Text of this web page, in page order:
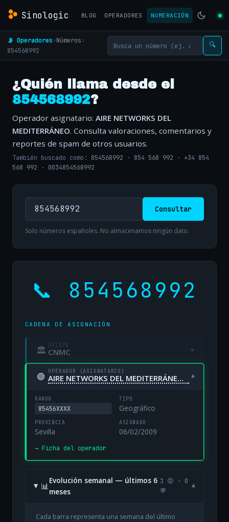
Sinologic BLOG OPERADORES NUMERACIÓN
📡 Operadores›Números›
854568992
🔍
¿Quién llama desde el
854568992?
Operador asignatario: AIRE NETWORKS DEL
MEDITERRÁNEO. Consulta valoraciones, comentarios y
reportes de spam de otros usuarios.
También buscado como: 854568992 · 854 568 992 · +34 854
568 992 · 0034854568992
Consultar
Solo números españoles. No almacenamos ningún dato.
📞 854568992
CADENA DE ASIGNACIÓN
🏛 ORIGEN
CNMC ▾
🟢 OPERADOR (ASIGNATARIO)
AIRE NETWORKS DEL MEDITERRÁNEO, S.L. UNIPERSONAL ▾
RANGO
85456XXXX
TIPO
Geográfico
PROVINCIA
Sevilla
ASIGNADO
06/02/2009
→ Ficha del operador
📊
Evolución semanal — últimos 6
meses
1 😡 · 0
💬
▾
Cada barra representa una semana del último